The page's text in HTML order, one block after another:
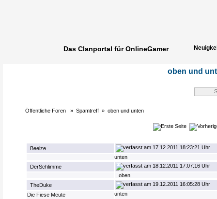
Das Clanportal für OnlineGamer
oben und
Öffentliche Foren »Spamtreff »oben und unten
Beelze
17.12.2011 18:23:21 Uhr
unten
DerSchlimme
18.12.2011 17:07:16 Uhr
...oben
TheDuke
19.12.2011 16:05:28 Uhr
Die Fiese Meute
unten